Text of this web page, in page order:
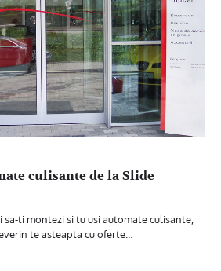
culisante de la Slide
sa-ti montezi si tu usi automate culisante,
te asteapta cu oferte…